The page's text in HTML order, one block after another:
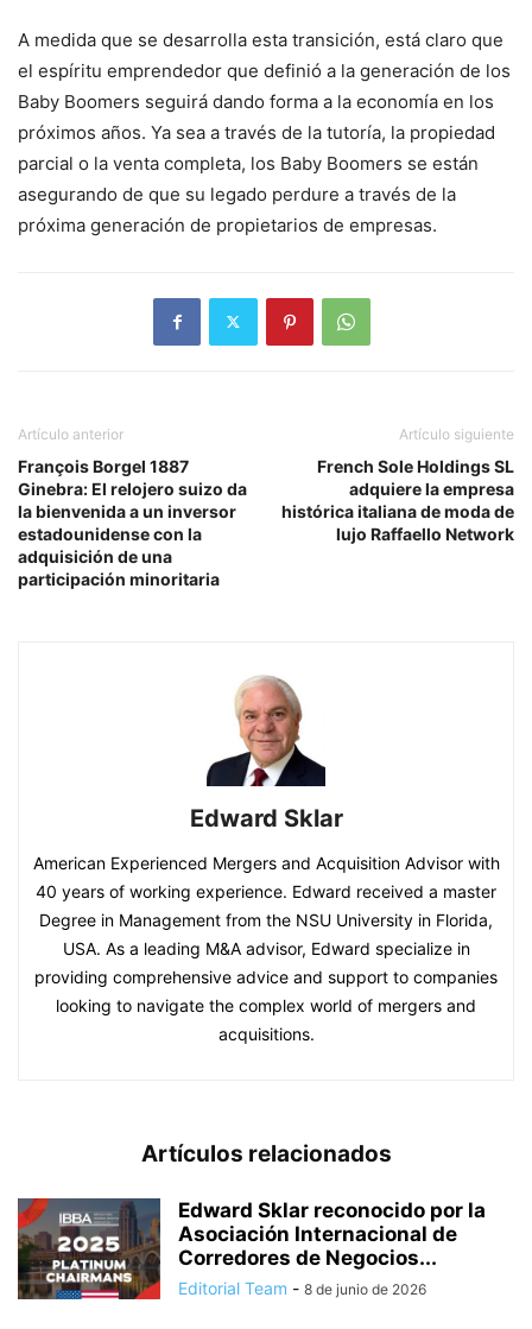
A medida que se desarrolla esta transición, está claro que
el espíritu emprendedor que definió a la generación de los
Baby Boomers seguirá dando forma a la economía en los
próximos años. Ya sea a través de la tutoría, la propiedad
parcial o la venta completa, los Baby Boomers se están
asegurando de que su legado perdure a través de la
próxima generación de propietarios de empresas.
Artículo anterior
François Borgel 1887
Ginebra: El relojero suizo da
la bienvenida a un inversor
estadounidense con la
adquisición de una
participación minoritaria
Artículo siguiente
French Sole Holdings SL
adquiere la empresa
histórica italiana de moda de
lujo Raffaello Network
Edward Sklar
American Experienced Mergers and Acquisition Advisor with
40 years of working experience. Edward received a master
Degree in Management from the NSU University in Florida,
USA. As a leading M&A advisor, Edward specialize in
providing comprehensive advice and support to companies
looking to navigate the complex world of mergers and
acquisitions.
Artículos relacionados
Edward Sklar reconocido por la
Asociación Internacional de
Corredores de Negocios...
Editorial Team - 8 de junio de 2026